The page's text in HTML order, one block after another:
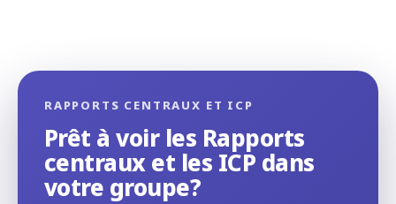
RAPPORTS CENTRAUX ET ICP
Prêt à voir les Rapports
centraux et les ICP dans
votre groupe?